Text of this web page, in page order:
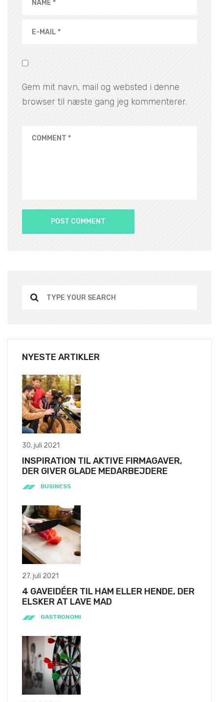
Gem mit navn, mail og websted i denne
browser til næste gang jeg kommenterer.
NYESTE ARTIKLER
30. juli 2021
INSPIRATION TIL AKTIVE FIRMAGAVER,
DER GIVER GLADE MEDARBEJDERE
BUSINESS
27. juli 2021
4 GAVEIDÉER TIL HAM ELLER HENDE, DER
ELSKER AT LAVE MAD
GASTRONOMI